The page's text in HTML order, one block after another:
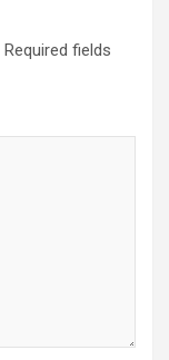
Required fields